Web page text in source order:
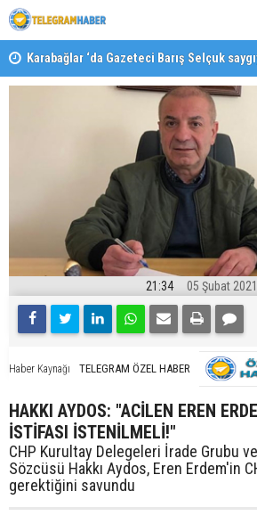
Karabağlar ‘da Gazeteci Barış Selçuk
21:34 05 Şubat 2021
Haber Kaynağı TELEGRAM ÖZEL HABER
HAKKI AYDOS: "ACİLEN EREN
İSTİFASI İSTENİLMELİ!"
CHP Kurultay Delegeleri İrade Grubu
Sözcüsü Hakkı Aydos, Eren Erdem'in
gerektiğini savundu